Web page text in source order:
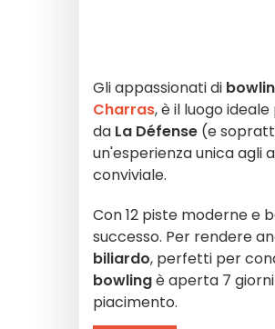
Gli appassionati di
Charras, è il luogo
da La Défense (e
un'esperienza unica agli
conviviale.
Con 12 piste moderne e
successo. Per rendere
biliardo, perfetti per
bowlingè aperta 7
piacimento.